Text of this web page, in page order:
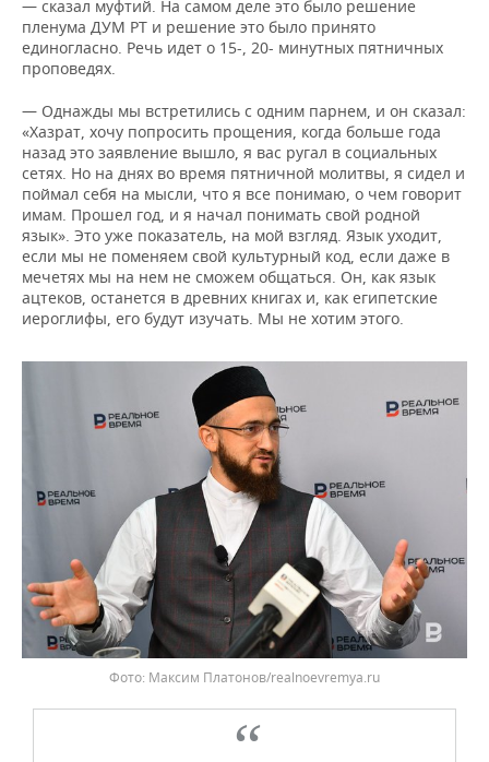
— сказал муфтий. На самом деле это было решение
пленума ДУМ РТ и решение это было принято
единогласно. Речь идет о 15-, 20- минутных пятничных
проповедях.
— Однажды мы встретились с одним парнем, и он сказал:
«Хазрат, хочу попросить прощения, когда больше года
назад это заявление вышло, я вас ругал в социальных
сетях. Но на днях во время пятничной молитвы, я сидел и
поймал себя на мысли, что я все понимаю, о чем говорит
имам. Прошел год, и я начал понимать свой родной
язык». Это уже показатель, на мой взгляд. Язык уходит,
если мы не поменяем свой культурный код, если даже в
мечетях мы на нем не сможем общаться. Он, как язык
ацтеков, останется в древних книгах и, как египетские
иероглифы, его будут изучать. Мы не хотим этого.
Максим Платонов/realnoevremya.ru